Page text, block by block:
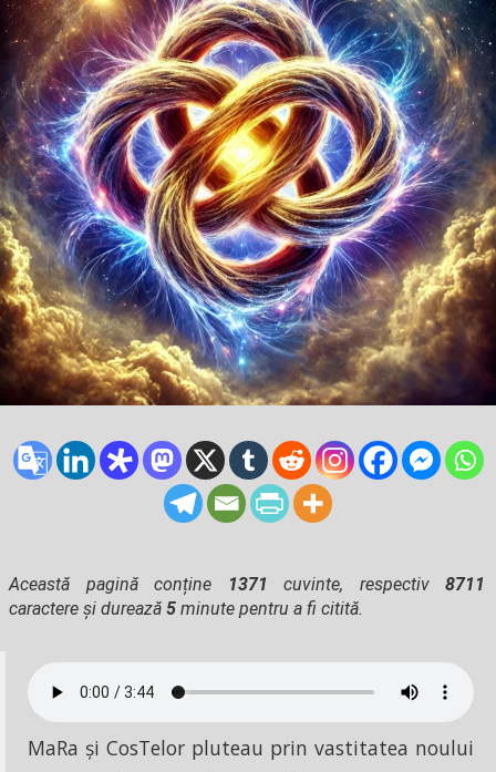
Această pagină conține 1371 cuvinte, respectiv 8711
caractere și durează 5 minute pentru a fi citită.
MaRa și CosTelor pluteau prin vastitatea noului